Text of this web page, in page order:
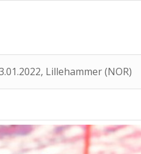
Lillehammer (NOR)